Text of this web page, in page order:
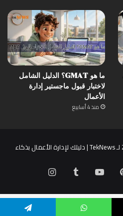
ما هو GMAT؟ الدليل الشامل
لاختبار قبول ماجستير إدارة
الأعمال
منذ 4 أسابيع
بينتيريست ‫YouTube